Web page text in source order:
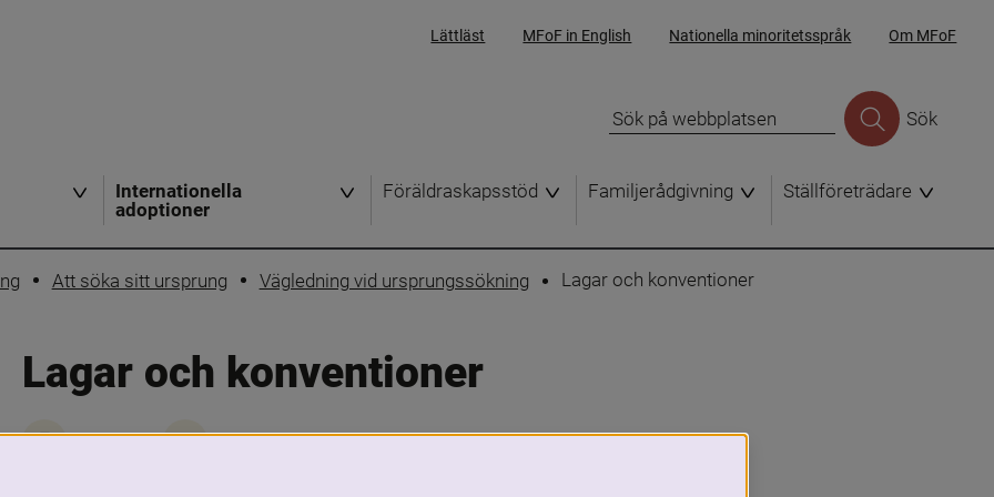
Lättläst MFoF in English Nationella minoritetsspråk Om MFoF
Sök
Internationella
adoptioner
Föräldraskapsstöd Familjerådgivning Ställföreträdare
Att söka sitt ursprung Vägledning vid ursprungssökning Lagar och konventioner
Lagar och konventioner
Skriv ut Dela